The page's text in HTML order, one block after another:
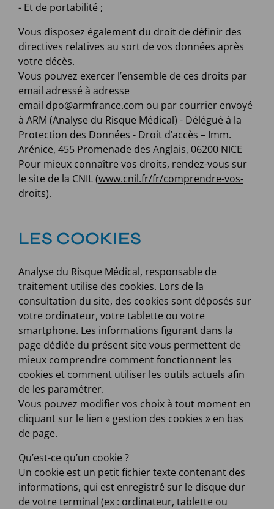
- Et de portabilité ;
Vous disposez également du droit de définir des
directives relatives au sort de vos données après
votre décès.
Vous pouvez exercer l’ensemble de ces droits par
email adressé à adresse
email dpo@armfrance.com ou par courrier envoyé
à ARM (Analyse du Risque Médical) - Délégué à la
Protection des Données - Droit d’accès – Imm.
Arénice, 455 Promenade des Anglais, 06200 NICE
Pour mieux connaître vos droits, rendez-vous sur
le site de la CNIL (www.cnil.fr/fr/comprendre-vos-
droits).
LES COOKIES
Analyse du Risque Médical, responsable de
traitement utilise des cookies. Lors de la
consultation du site, des cookies sont déposés sur
votre ordinateur, votre tablette ou votre
smartphone. Les informations figurant dans la
page dédiée du présent site vous permettent de
mieux comprendre comment fonctionnent les
cookies et comment utiliser les outils actuels afin
de les paramétrer.
Vous pouvez modifier vos choix à tout moment en
cliquant sur le lien « gestion des cookies » en bas
de page.
Qu’est-ce qu’un cookie ?
Un cookie est un petit fichier texte contenant des
informations, qui est enregistré sur le disque dur
de votre terminal (ex : ordinateur, tablette ou